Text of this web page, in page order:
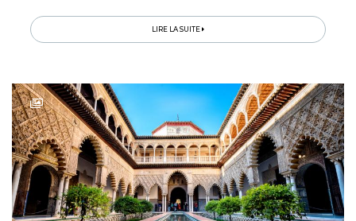
l’honneur sont Madrid, Barcelone, Séville, Malaga,
Bilbao, Valence et Palma de Majorque, toutes
LIRE LA SUITE